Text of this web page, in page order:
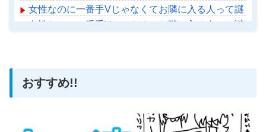
女性なのに一番手Vじゃなくてお隣に入る人って謎じゃ
女性なのに一番手Vじゃなくてお隣に入る人って謎じゃ
おすすめ!!